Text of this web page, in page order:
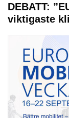
DEBATT:
viktigaste